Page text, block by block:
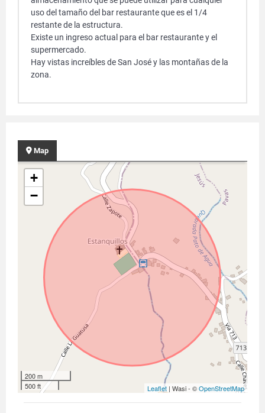
uso del tamaño del bar restaurante que es el 1/4
restante de la estructura.
Existe un ingreso actual para el bar restaurante y el
supermercado.
Hay vistas increíbles de San José y las montañas de la
zona.
Map
+
−
200 m
500 ft
Leaflet | Wasi - ©OpenStreetMap